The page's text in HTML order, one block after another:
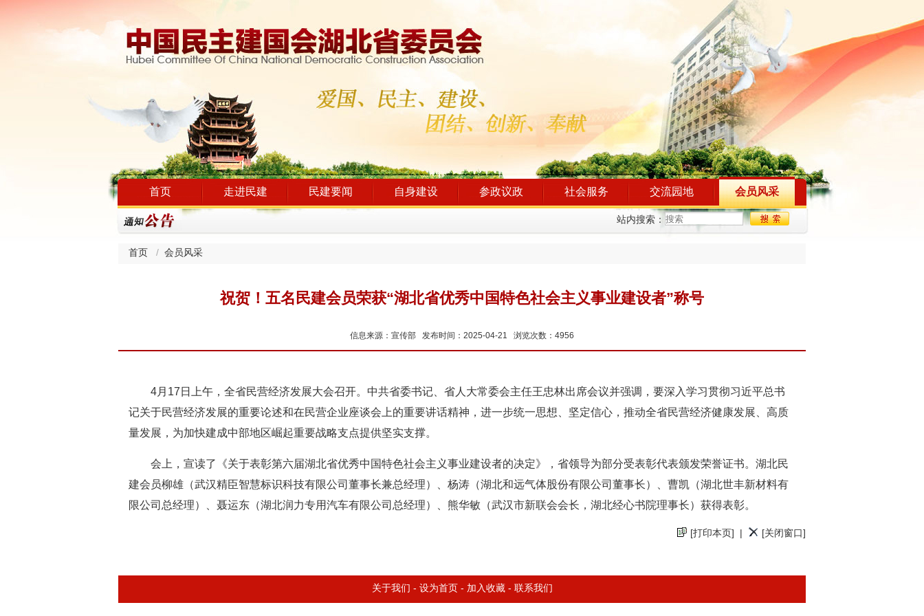
首页 走进民建 民建要闻 自身建设 参政议政 社会服务 交流园地 会员风采
站内搜索：
首页 会员风采
祝贺！五名民建会员荣获“湖北省优秀中国特色社会主义事业建设者”称号
信息来源：宣传部 发布时间：2025-04-21 浏览次数：4956
4月17日上午，全省民营经济发展大会召开。中共省委书记、省人大常委会主任王忠林出席会议并强调，要深入学习贯彻习近平总书
记关于民营经济发展的重要论述和在民营企业座谈会上的重要讲话精神，进一步统一思想、坚定信心，推动全省民营经济健康发展、高质
量发展，为加快建成中部地区崛起重要战略支点提供坚实支撑。
会上，宣读了《关于表彰第六届湖北省优秀中国特色社会主义事业建设者的决定》，省领导为部分受表彰代表颁发荣誉证书。湖北民
建会员柳雄（武汉精臣智慧标识科技有限公司董事长兼总经理）、杨涛（湖北和远气体股份有限公司董事长）、曹凯（湖北世丰新材料有
限公司总经理）、聂运东（湖北润力专用汽车有限公司总经理）、熊华敏（武汉市新联会会长，湖北经心书院理事长）获得表彰。
[打印本页] [关闭窗口]
关于我们 - 设为首页 - 加入收藏- 联系我们